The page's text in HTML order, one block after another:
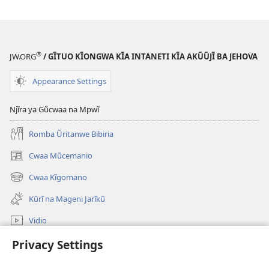
Privacy Settings
JW.ORG® / GĨTUO KĨONGWA KĨA INTANETI KĨA AKŨŨJĨ BA JEHOVA
Appearance Settings
Njĩra ya Gũcwaa na Mpwĩ
Romba Ũritanwe Bibiria
Cwaa Mũcemanio
(opens
new
window)
Cwaa Kĩgomano
(opens
new
window)
Kũrĩ na Mageni Jarĩkũ
Vidio
Cwaa